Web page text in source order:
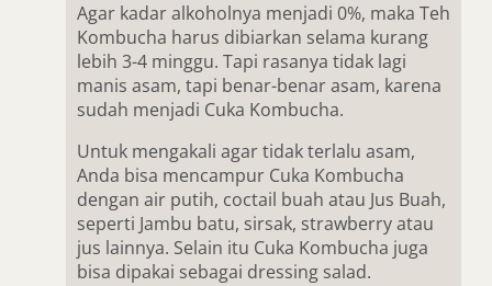
Agar kadar alkoholnya menjadi 0%, maka Teh
Kombucha harus dibiarkan selama kurang
lebih 3-4 minggu. Tapi rasanya tidak lagi
manis asam, tapi benar-benar asam, karena
sudah menjadi Cuka Kombucha.
Untuk mengakali agar tidak terlalu asam,
Anda bisa mencampur Cuka Kombucha
dengan air putih, coctail buah atau Jus Buah,
seperti Jambu batu, sirsak, strawberry atau
jus lainnya. Selain itu Cuka Kombucha juga
bisa dipakai sebagai dressing salad.